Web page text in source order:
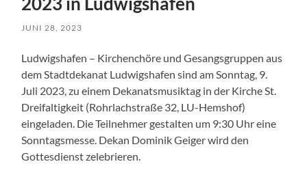
JUNI 28, 2023
Ludwigshafen – Kirchenchöre und Gesangsgruppen aus
dem Stadtdekanat Ludwigshafen sind am Sonntag, 9.
Juli 2023, zu einem Dekanatsmusiktag in der Kirche St.
Dreifaltigkeit (Rohrlachstraße 32, LU-Hemshof)
eingeladen. Die Teilnehmer gestalten um 9:30 Uhr eine
Sonntagsmesse. Dekan Dominik Geiger wird den
Gottesdienst zelebrieren.